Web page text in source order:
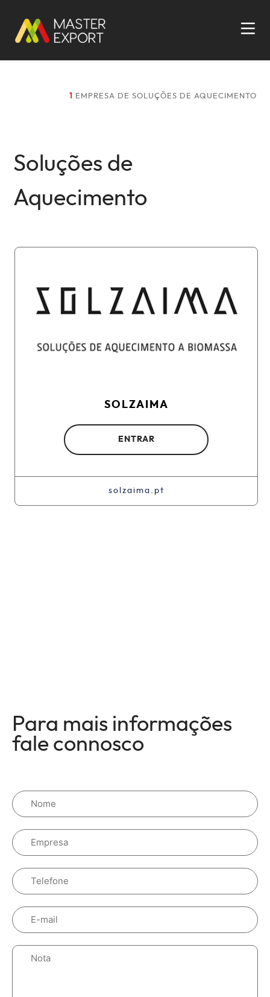
1 EMPRESA DE SOLUÇÕES DE AQUECIMENTO
Soluções de
Aquecimento
SOLZAIMA
ENTRAR
solzaima.pt
Para mais informações
fale connosco